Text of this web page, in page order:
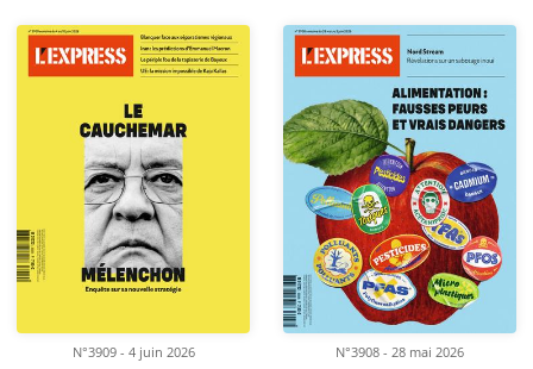
N°3909 - 4 juin 2026 N°3908 - 28 mai 2026